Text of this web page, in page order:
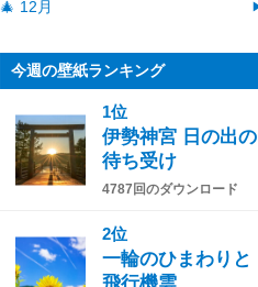
🎄 12月
今週の壁紙ランキング
1位
伊勢神宮 日の出の
待ち受け
4787回のダウンロード
2位
一輪のひまわりと